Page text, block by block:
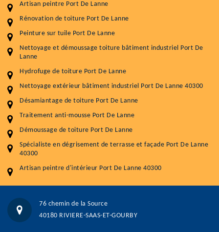
Artisan peintre Port De Lanne
Rénovation de toiture Port De Lanne
Peinture sur tuile Port De Lanne
Nettoyage et démoussage toiture bâtiment industriel Port De
Lanne
Hydrofuge de toiture Port De Lanne
Nettoyage extérieur bâtiment industriel Port De Lanne 40300
Désamiantage de toiture Port De Lanne
Traitement anti-mousse Port De Lanne
Démoussage de toiture Port De Lanne
Spécialiste en dégrisement de terrasse et façade Port De Lanne
40300
Artisan peintre d'intérieur Port De Lanne 40300
76 chemin de la Source
40180 RIVIERE-SAAS-ET-GOURBY
Entretenir votre toiture, c'est préserver sa
durabilité
Service
Nettoyageb toiture
Démoussage toiture
Traitement hydrofuge toiture
Artisant local recommander
76 chemin de la Source 40180 RIVIERE-SAAS-ET-GOURBY